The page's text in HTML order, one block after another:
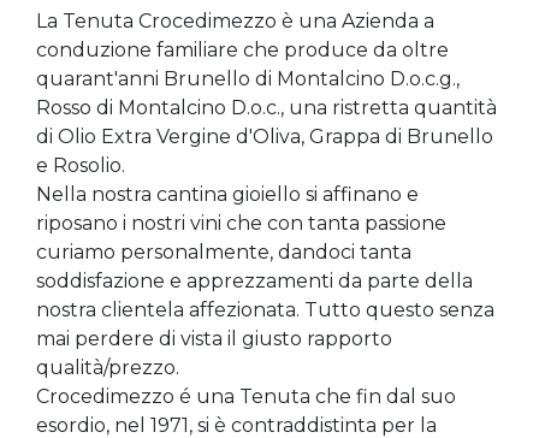
La Tenuta Crocedimezzo è una Azienda a
conduzione familiare che produce da oltre
quarant'anni Brunello di Montalcino D.o.c.g.,
Rosso di Montalcino D.o.c., una ristretta quantità
di Olio Extra Vergine d'Oliva, Grappa di Brunello
e Rosolio.
Nella nostra cantina gioiello si affinano e
riposano i nostri vini che con tanta passione
curiamo personalmente, dandoci tanta
soddisfazione e apprezzamenti da parte della
nostra clientela affezionata. Tutto questo senza
mai perdere di vista il giusto rapporto
qualità/prezzo.
Crocedimezzo é una Tenuta che fin dal suo
esordio, nel 1971, si è contraddistinta per la